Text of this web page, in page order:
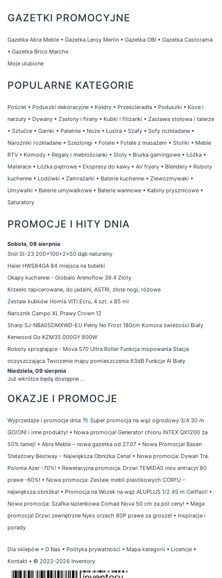
GAZETKI PROMOCYJNE
Gazetka Abra Meble • Gazetka Leroy Merlin • Gazetka OBI • Gazetka Castorama
• Gazetka Brico Marche
Moje ulubione
POPULARNE KATEGORIE
Pościel • Poduszki dekoracyjne • Kołdry • Prześcieradła • Poduszki • Koce i
narzuty • Dywany • Zasłony i firany • Kubki i filiżanki • Zastawa stołowa i talerze
• Sztućce • Garnki • Patelnie • Noże • Lustra • Szafy • Sofy rozkładane •
Narożniki rozkładane • Szezlongi • Fotele • Fotele z masażem • Stoliki • Meble
RTV • Komody • Regały i meblościanki • Stoły • Biurka gamingowe • Łóżka •
Materace • Łóżka piętrowe • Ekspresy do kawy • Air fryery • Blendery • Roboty
kuchenne • Lodówki • Zamrażarki • Baterie kuchenne • Zlewozmywaki •
Umywalki • Baterie umywalkowe • Baterie wannowe • Kabiny prysznicowe •
Saturatory
PROMOCJE I HITY DNIA
Sobota, 08 sierpnia
Stół St-23 200x100+2x50 dąb naturalny
Haier HWS84GA 84 miejsca na butelki
Okapy kuchenne - Globalo Arenoflow 39.4 Złoty
Krzesło tapicerowane, do jadalni, ASTRI, złote nogi, różowe
Zestaw kubków Homla VITI Ecru, 4 szt. x 85 ml
Narożnik Campo XL Prawy Crown 12
Sharp SJ-NBA05DMXWD-EU Pełny No Frost 180cm Komora świeżości Biały
Kenwood Go KZM35.000GY 800W
Roboty sprzątające - Mova S70 Ultra Roller Funkcja mopowania Stacja
oczyszczająca Tworzenie mapy pomieszczenia 63dB Funkcje AI Biały
Niedziela, 09 sierpnia
Już wkrótce będą dostępne ...
OKAZJE I PROMOCJE
Wyprzedaże i promocje dnia
Super promocja na wąż ogrodowy 3/4 30 m
GO/ON! i inne produkty! • Nowa promocja! Generator chloru INTEX QX1200 za
50% taniej! • Abra Meble – nowa gazetka od 27.07 • Nowa Promocja! Basen
Stelażowy Bestway – Największa Obniżka Cena! • Nowa promocja: Dywan Tra.
Polonia Azer -70%! • Rewelacyjna promocja: Drzwi TEMIDAS inox antracyt 80
prawe -60%! • Nowa promocja: Zestaw mebli plastikowych CORFU –
największa obniżka! • Promocja na Wózek na wąż ALUPLUS 1/2 45 m Cellfast! •
Nowa promocja: Szafka łazienkowa Comad Nova 50 cm za pół ceny! • Mega
promocja! Drzwi zewnętrzne Nyks orzech 80P prawe za grosze! • Inspiracje i
porady
Dla sklepów • O Nas • Polityka prywatności • Mapa kategorii • Licencje •
Kontakt • © 2022-2026 Inventory